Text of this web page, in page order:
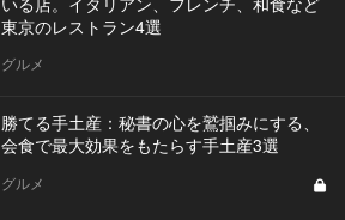
東京のレストラン4選
グルメ
勝てる手土産：秘書の心を鷲掴みにする、
会食で最大効果をもたらす手土産3選
グルメ